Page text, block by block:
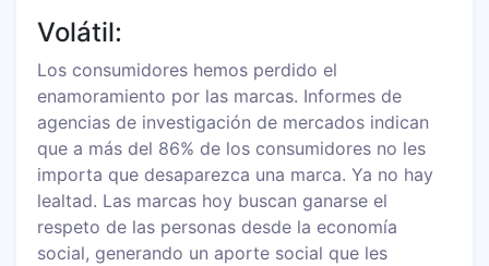
Volátil:
Los consumidores hemos perdido el
enamoramiento por las marcas. Informes de
agencias de investigación de mercados indican
que a más del 86% de los consumidores no les
importa que desaparezca una marca. Ya no hay
lealtad. Las marcas hoy buscan ganarse el
respeto de las personas desde la economía
social, generando un aporte social que les